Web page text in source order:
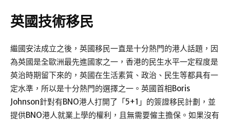
英國技術移民
繼國安法成立之後，英國移民一直是十分熱門的港人話題，因
為英國是全歐洲最先進國家之一，香港的民生水平一定程度是
英治時期留下來的，英國在生活素質、政治、民生等都具有一
定水準，所以是十分熱門的選擇之一。英國首相Boris
Johnson針對有BNO港人打開了「5+1」的簽證移民計劃，並
提供BNO港人就業上學的權利，且無需要僱主擔保。如果沒有